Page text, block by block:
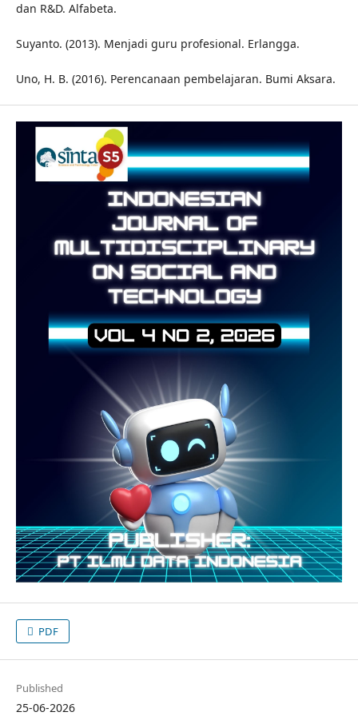
dan R&D. Alfabeta.
Suyanto. (2013). Menjadi guru profesional. Erlangga.
Uno, H. B. (2016). Perencanaan pembelajaran. Bumi Aksara.
PDF
Published
25-06-2026